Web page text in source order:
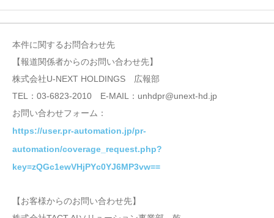
本件に関するお問合わせ先
【報道関係者からのお問い合わせ先】
株式会社U-NEXT HOLDINGS 広報部
TEL：03-6823-2010 E-MAIL：unhdpr@unext-hd.jp
お問い合わせフォーム：
https://user.pr-automation.jp/pr-
automation/coverage_request.php?
key=zQGc1ewVHjPYc0YJ6MP3vw==
【お客様からのお問い合わせ先】